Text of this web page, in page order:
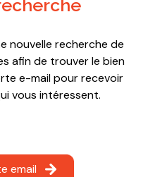
nouvelle recherche de
afin de trouver le bien
e-mail pour recevoir
vous intéressent.
email